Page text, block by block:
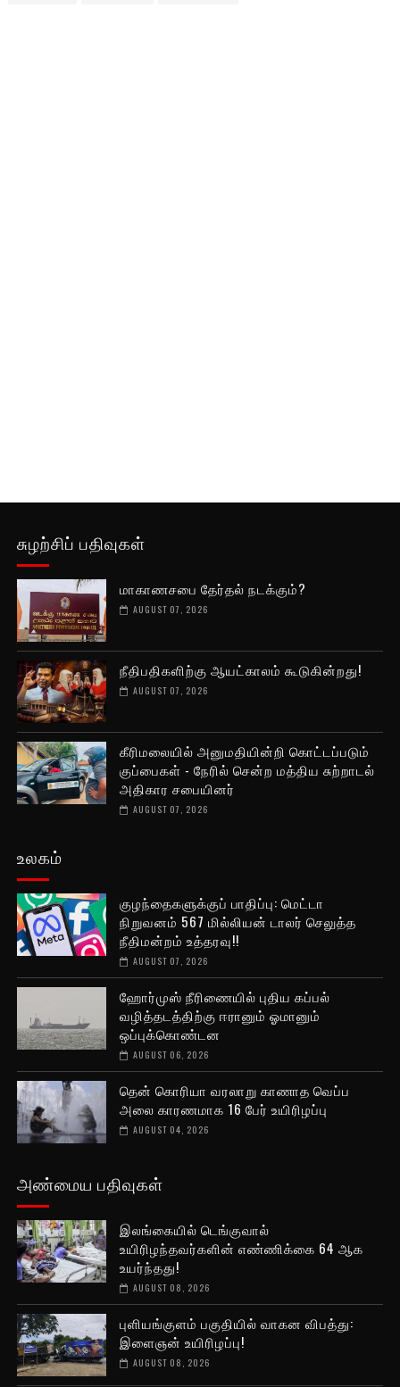
சுழற்சிப் பதிவுகள்
மாகாணசபை தேர்தல் நடக்கும்?
AUGUST 07, 2026
நீதிபதிகளிற்கு ஆயட்காலம் கூடுகின்றது!
AUGUST 07, 2026
கீரிமலையில் அனுமதியின்றி கொட்டப்படும்
குப்பைகள் - நேரில் சென்ற மத்திய சுற்றாடல்
அதிகார சபையினர்
AUGUST 07, 2026
உலகம்
குழந்தைகளுக்குப் பாதிப்பு: மெட்டா
நிறுவனம் 567 மில்லியன் டாலர் செலுத்த
நீதிமன்றம் உத்தரவு!!
AUGUST 07, 2026
ஹோர்முஸ் நீரிணையில் புதிய கப்பல்
வழித்தடத்திற்கு ஈரானும் ஓமானும்
ஒப்புக்கொண்டன
AUGUST 06, 2026
தென் கொரியா வரலாறு காணாத வெப்ப
அலை காரணமாக 16 பேர் உயிரிழப்பு
AUGUST 04, 2026
அண்மைய பதிவுகள்
இலங்கையில் டெங்குவால்
உயிரிழந்தவர்களின் எண்ணிக்கை 64 ஆக
உயர்ந்தது!
AUGUST 08, 2026
புளியங்குளம் பகுதியில் வாகன விபத்து:
இளைஞன் உயிரிழப்பு!
AUGUST 08, 2026